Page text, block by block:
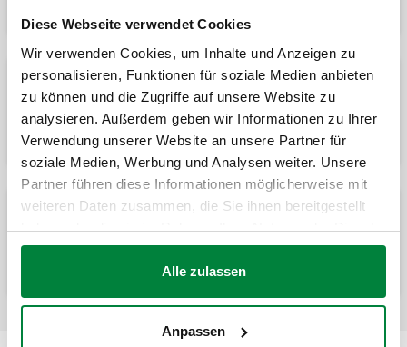
Diese Webseite verwendet Cookies
Wir verwenden Cookies, um Inhalte und Anzeigen zu
personalisieren, Funktionen für soziale Medien anbieten
zu können und die Zugriffe auf unsere Website zu
analysieren. Außerdem geben wir Informationen zu Ihrer
Verwendung unserer Website an unsere Partner für
soziale Medien, Werbung und Analysen weiter. Unsere
Partner führen diese Informationen möglicherweise mit
weiteren Daten zusammen, die Sie ihnen bereitgestellt
haben oder die sie im Rahmen Ihrer Nutzung der Dienste
gesammelt haben.
Alle zulassen
Anpassen
DISCALDIRT®MAG, Séparateur d'air - pot
de décantation en technopolymère avec
aimant.